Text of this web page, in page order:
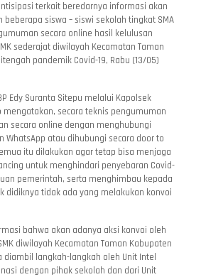
terkait beredarnya informasi akan
beberapa siswa – siswi sekolah tingkat SMA
secara online hasil kelulusan
sederajat diwilayah Kecamatan Taman
pandemik Covid-19, Rabu (13/05)
Edy Suranta Sitepu melalui Kapolsek
mengatakan, secara teknis pengumuman
secara online dengan menghubungi
WhatsApp atau dihubungi secara door to
itu dilakukan agar tetap bisa menjaga
untuk menghindari penyebaran Covid-
pemerintah, serta menghimbau kepada
didiknya tidak ada yang melakukan konvoi
bahwa akan adanya aksi konvoi oleh
diwilayah Kecamatan Taman Kabupaten
diambil langkah-langkah oleh Unit Intel
dengan pihak sekolah dan dari Unit